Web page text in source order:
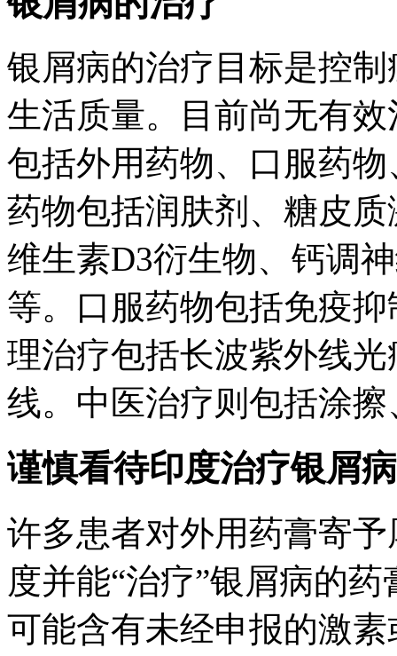
银屑病的治疗目标是控
生活质量。目前尚无有
包括外用药物、口服药
药物包括润肤剂、糖皮
维生素D3衍生物、钙调
等。口服药物包括免疫
理治疗包括长波紫外线
线。中医治疗则包括涂
谨慎看待印度治疗银屑
许多患者对外用药膏寄
度并能“治疗”银屑病的
可能含有未经申报的激